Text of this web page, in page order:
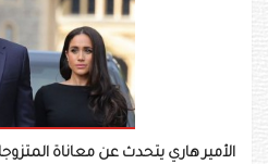
الأمير هاري يتحدث عن معاناة